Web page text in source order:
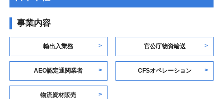
事業内容
輸出入業務 官公庁物資輸送
AEO認定通関業者 CFSオペレーション
物流資材販売